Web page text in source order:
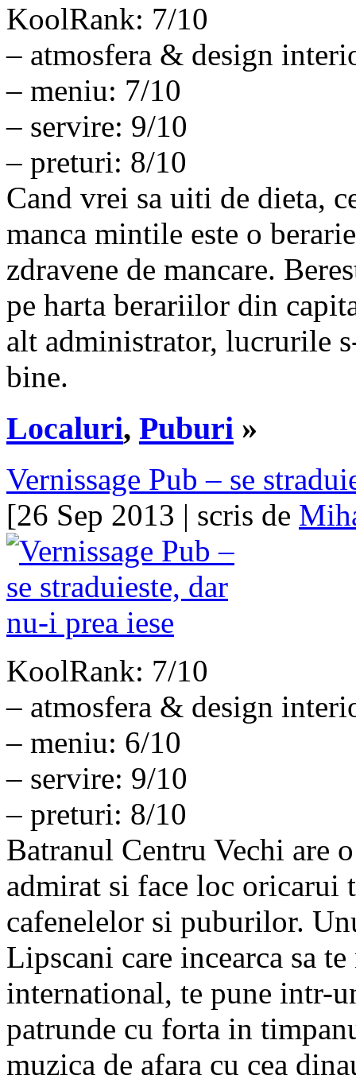
KoolRank: 7/10
– atmosfera & design
– meniu: 7/10
– servire: 9/10
– preturi: 8/10
Cand vrei sa uiti de dieta,
manca mintile este o
zdravene de mancare.
pe harta berariilor din
alt administrator, lucrurile
bine.
Localuri, Puburi »
Vernissage Pub – se
[26 Sep 2013 | scris de
KoolRank: 7/10
– atmosfera & design
– meniu: 6/10
– servire: 9/10
– preturi: 8/10
Batranul Centru Vechi are
admirat si face loc oricarui
cafenelelor si puburilor.
Lipscani care incearca sa
international, te pune intr-
patrunde cu forta in
muzica de afara cu cea